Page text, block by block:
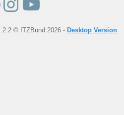
© ITZBund 2026 - Desktop Version